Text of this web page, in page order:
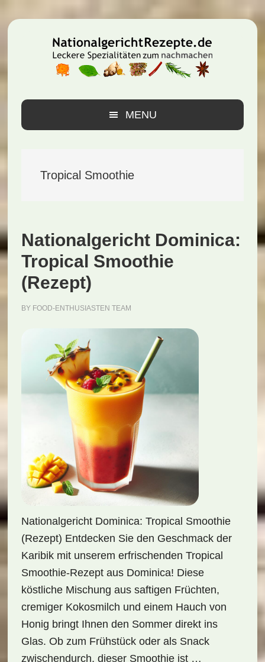
Hauptnavigation
Inhalt
Seitenspalte
MENU
Tropical Smoothie
Nationalgericht Dominica:
Tropical Smoothie
(Rezept)
BY FOOD-ENTHUSIASTEN TEAM
Nationalgericht Dominica: Tropical Smoothie
(Rezept) Entdecken Sie den Geschmack der
Karibik mit unserem erfrischenden Tropical
Smoothie-Rezept aus Dominica! Diese
köstliche Mischung aus saftigen Früchten,
cremiger Kokosmilch und einem Hauch von
Honig bringt Ihnen den Sommer direkt ins
Glas. Ob zum Frühstück oder als Snack
zwischendurch, dieser Smoothie ist …